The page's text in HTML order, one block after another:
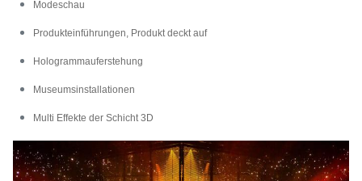
Modeschau
Produkteinführungen, Produkt deckt auf
Hologrammauferstehung
Museumsinstallationen
Multi Effekte der Schicht 3D